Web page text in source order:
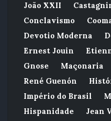
João XXII
Conclavismo
Devotio Moderna
Ernest Jouin
Gnose
Maçonaria
René Guenón
Império do Brasil
Hispanidade
Jean